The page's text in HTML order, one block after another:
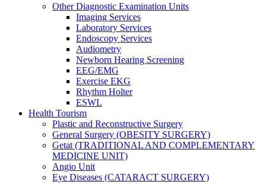
Other Diagnostic Examination Units
Imaging Services
Laboratory Services
Endoscopy Services
Audiometry
Newborn Hearing Screening
EEG/EMG
Exercise EKG
Rhythm Holter
ESWL
Health Tourism
Plastic and Reconstructive Surgery
General Surgery (OBESITY SURGERY)
Getat (TRADITIONAL AND COMPLEMENTARY
MEDICINE UNIT)
Angio Unit
Eye Diseases (CATARACT SURGERY)